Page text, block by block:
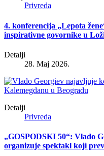
Privreda
4. konferencija „Lepota
inspirativne govornike u
Detalji
28. Maj 2026.
Detalji
Privreda
„GOSPODSKI 50“: Vlado
organizuje spektakl koji